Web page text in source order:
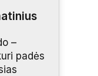
–
padės